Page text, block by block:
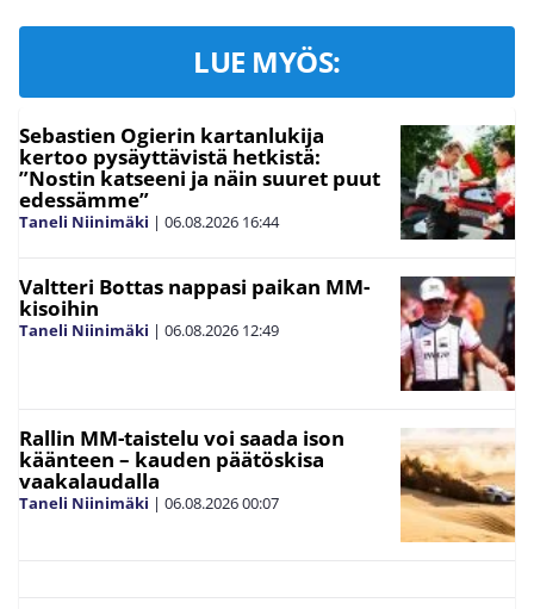
LUE MYÖS:
Sebastien Ogierin kartanlukija
kertoo pysäyttävistä hetkistä:
”Nostin katseeni ja näin suuret puut
edessämme”
Taneli Niinimäki | 06.08.2026 16:44
Valtteri Bottas nappasi paikan MM-
kisoihin
Taneli Niinimäki | 06.08.2026 12:49
Rallin MM-taistelu voi saada ison
käänteen – kauden päätöskisa
vaakalaudalla
Taneli Niinimäki | 06.08.202600:07